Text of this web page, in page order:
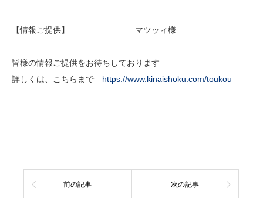
【情報ご提供】 マツッィ様
皆様の情報ご提供をお待ちしております
詳しくは、こちらまで https://www.kinaishoku.com/toukou
前の記事 次の記事